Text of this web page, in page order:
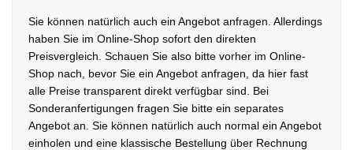
Sie können natürlich auch ein Angebot anfragen. Allerdings
haben Sie im Online-Shop sofort den direkten
Preisvergleich. Schauen Sie also bitte vorher im Online-
Shop nach, bevor Sie ein Angebot anfragen, da hier fast
alle Preise transparent direkt verfügbar sind. Bei
Sonderanfertigungen fragen Sie bitte ein separates
Angebot an. Sie können natürlich auch normal ein Angebot
einholen und eine klassische Bestellung über Rechnung